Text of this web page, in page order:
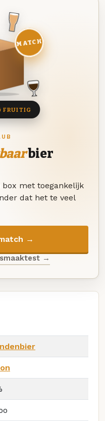
bier
box met toegankelijk
dat het te veel
→
→
MATCH
FRUITIG